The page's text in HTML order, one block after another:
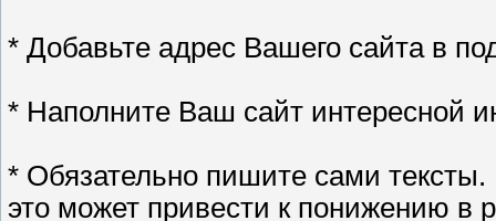
* Добавьте адрес Вашего сайта в
* Наполните Ваш сайт интересной
* Обязательно пишите сами тексты.
это может привести к понижению в